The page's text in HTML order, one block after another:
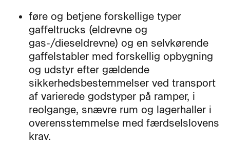
føre og betjene forskellige typer
gaffeltrucks (eldrevne og
gas-/dieseldrevne) og en selvkørende
gaffelstabler med forskellig opbygning
og udstyr efter gældende
sikkerhedsbestemmelser ved transport
af varierede godstyper på ramper, i
reolgange, snævre rum og lagerhaller i
overensstemmelse med færdselslovens
krav.